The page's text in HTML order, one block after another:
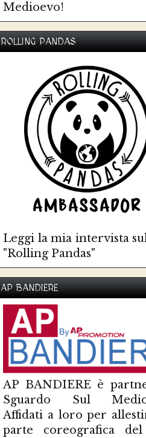
Medioevo!
ROLLING PANDAS
Leggi la mia intervista
"Rolling Pandas"
AP BANDIERE
AP BANDIERE è
Sguardo Sul
Affidati a loro per
parte coreografica